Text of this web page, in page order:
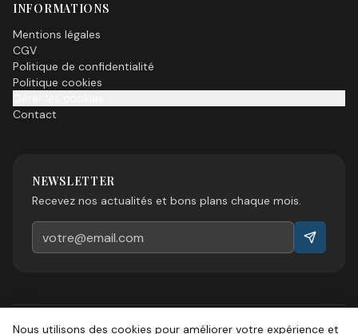
INFORMATIONS
Mentions légales
CGV
Politique de confidentialité
Politique cookies
Contact
NEWSLETTER
Recevez nos actualités et bons plans chaque mois.
Nous utilisons des cookies pour améliorer votre expérience et